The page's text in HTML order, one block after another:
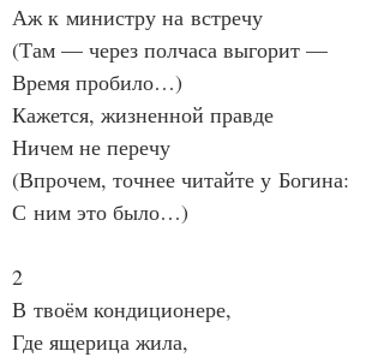
Аж к министру на встречу
(Там — через полчаса выгорит —
Время пробило…)
Кажется, жизненной правде
Ничем не перечу
(Впрочем, точнее читайте у Богина:
С ним это было…)
2
В твоём кондиционере,
Где ящерица жила,